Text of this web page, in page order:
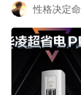
性格决定